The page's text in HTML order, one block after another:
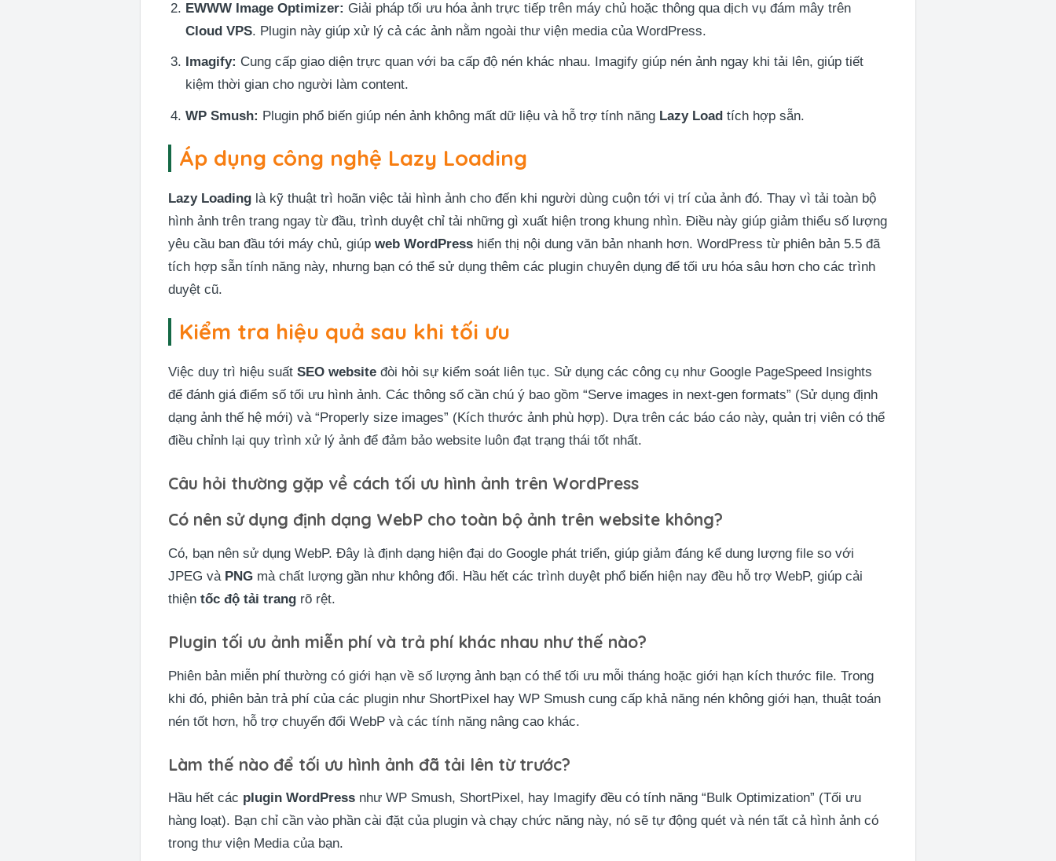
EWWW Image Optimizer: Giải pháp tối ưu hóa ảnh trực tiếp trên máy chủ hoặc thông qua dịch vụ đám mây trên
Cloud VPS. Plugin này giúp xử lý cả các ảnh nằm ngoài thư viện media của WordPress.
Imagify: Cung cấp giao diện trực quan với ba cấp độ nén khác nhau. Imagify giúp nén ảnh ngay khi tải lên, giúp tiết
kiệm thời gian cho người làm content.
WP Smush: Plugin phổ biến giúp nén ảnh không mất dữ liệu và hỗ trợ tính năng Lazy Load tích hợp sẵn.
Áp dụng công nghệ Lazy Loading
Lazy Loading là kỹ thuật trì hoãn việc tải hình ảnh cho đến khi người dùng cuộn tới vị trí của ảnh đó. Thay vì tải toàn bộ
hình ảnh trên trang ngay từ đầu, trình duyệt chỉ tải những gì xuất hiện trong khung nhìn. Điều này giúp giảm thiểu số lượng
yêu cầu ban đầu tới máy chủ, giúpweb WordPress hiển thị nội dung văn bản nhanh hơn. WordPress từ phiên bản 5.5 đã
tích hợp sẵn tính năng này, nhưng bạn có thể sử dụng thêm các plugin chuyên dụng để tối ưu hóa sâu hơn cho các trình
duyệt cũ.
Kiểm tra hiệu quả sau khi tối ưu
Việc duy trì hiệu suấtSEO website đòi hỏi sự kiểm soát liên tục. Sử dụng các công cụ như Google PageSpeed Insights
để đánh giá điểm số tối ưu hình ảnh. Các thông số cần chú ý bao gồm “Serve images in next-gen formats” (Sử dụng định
dạng ảnh thế hệ mới) và “Properly size images” (Kích thước ảnh phù hợp). Dựa trên các báo cáo này, quản trị viên có thể
điều chỉnh lại quy trình xử lý ảnh để đảm bảo website luôn đạt trạng thái tốt nhất.
Câu hỏi thường gặp về cách tối ưu hình ảnh trên WordPress
Có nên sử dụng định dạng WebP cho toàn bộ ảnh trên website không?
Có, bạn nên sử dụng WebP. Đây là định dạng hiện đại do Google phát triển, giúp giảm đáng kể dung lượng file so với
JPEG và PNG mà chất lượng gần như không đổi. Hầu hết các trình duyệt phổ biến hiện nay đều hỗ trợ WebP, giúp cải
thiệntốc độ tải trang rõ rệt.
Plugin tối ưu ảnh miễn phí và trả phí khác nhau như thế nào?
Phiên bản miễn phí thường có giới hạn về số lượng ảnh bạn có thể tối ưu mỗi tháng hoặc giới hạn kích thước file. Trong
khi đó, phiên bản trả phí của các plugin như ShortPixel hay WP Smush cung cấp khả năng nén không giới hạn, thuật toán
nén tốt hơn, hỗ trợ chuyển đổi WebP và các tính năng nâng cao khác.
Làm thế nào để tối ưu hình ảnh đã tải lên từ trước?
Hầu hết các plugin WordPress như WP Smush, ShortPixel, hay Imagify đều có tính năng “Bulk Optimization” (Tối ưu
hàng loạt). Bạn chỉ cần vào phần cài đặt của plugin và chạy chức năng này, nó sẽ tự động quét và nén tất cả hình ảnh có
trong thư viện Media của bạn.